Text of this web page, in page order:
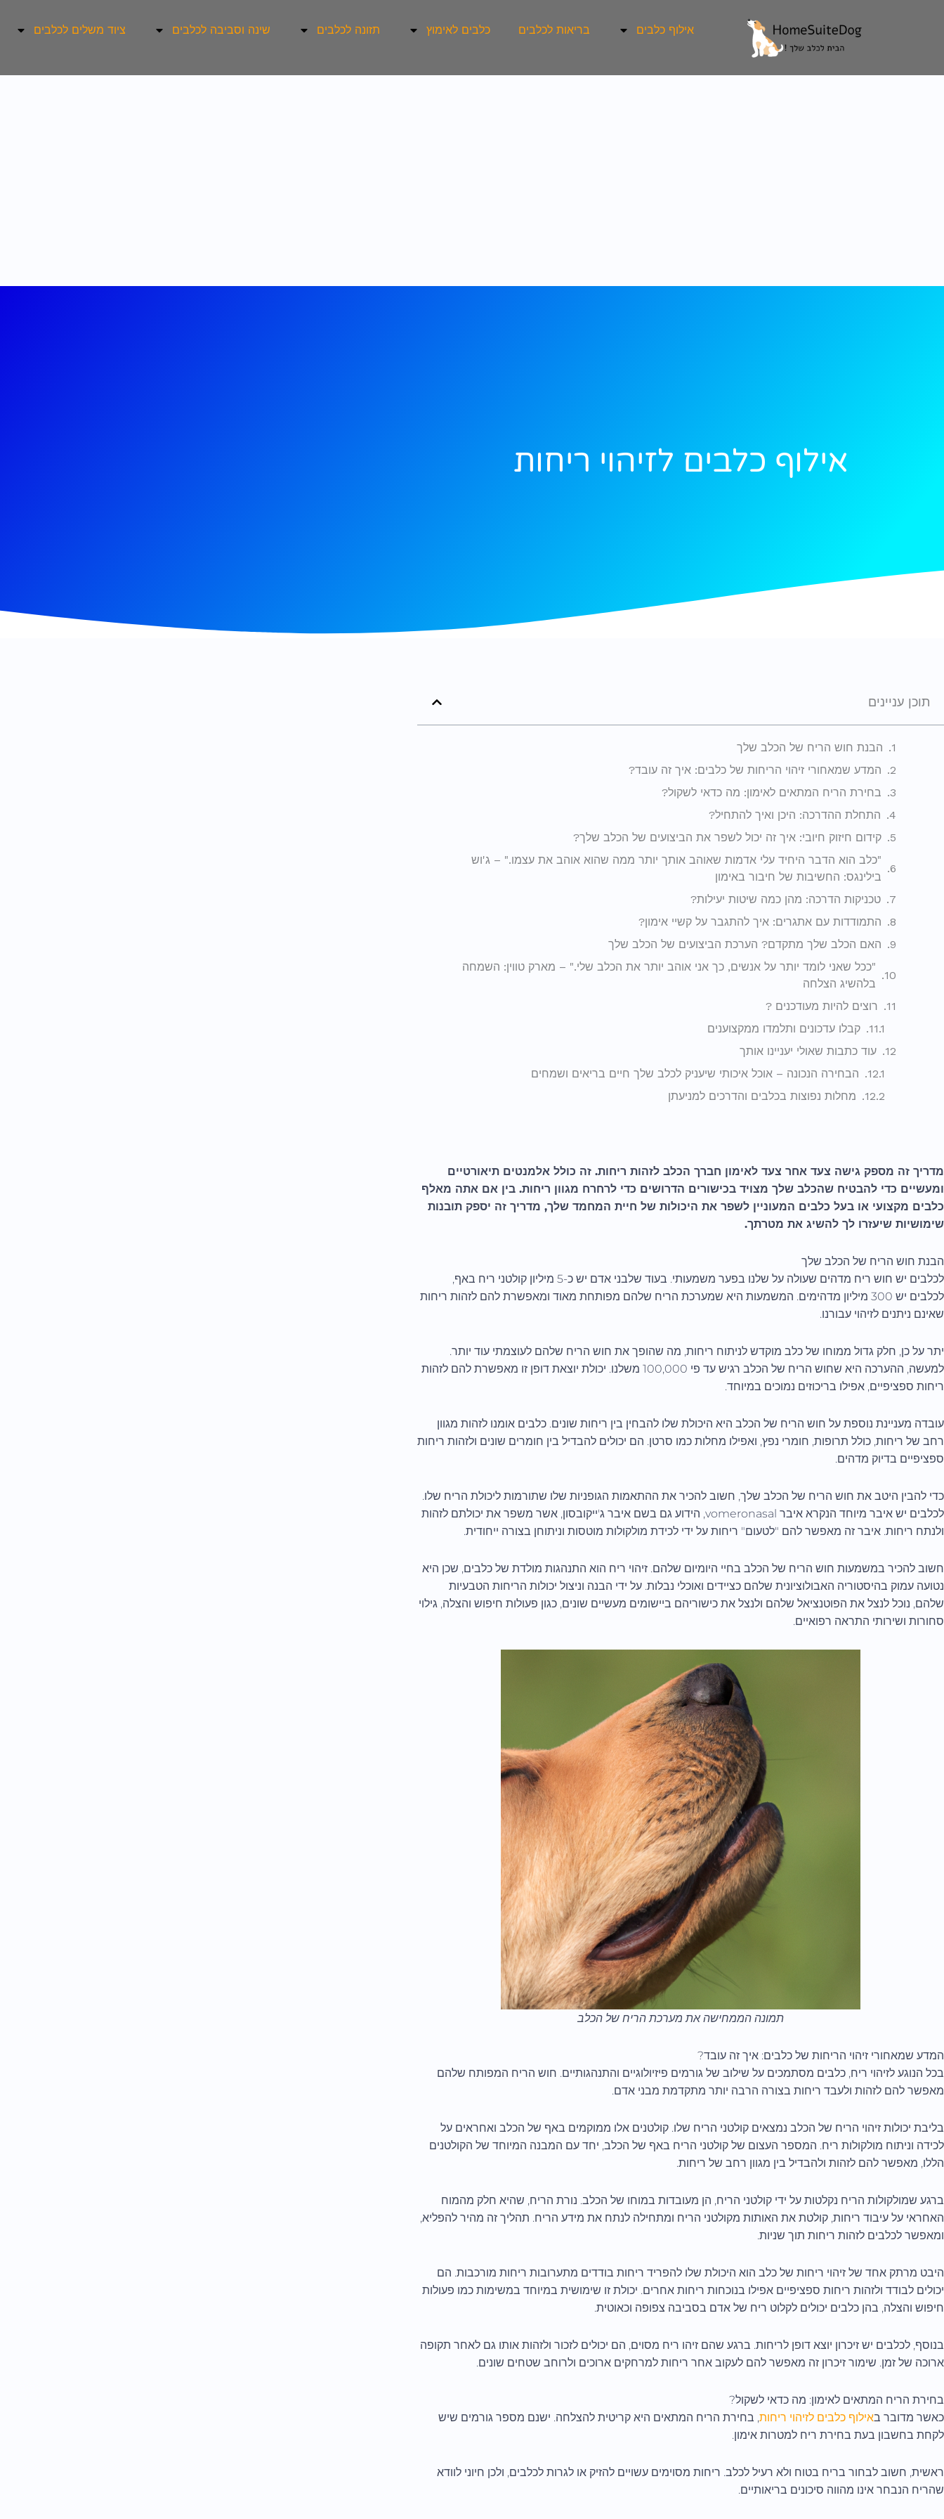
אילוף כלבים בריאות לכלבים כלבים לאימוץ תזונה לכלבים שינה וסביבה לכלבים ציוד משלים לכלבים
אילוף כלבים לזיהוי ריחות
תוכן עניינים
הבנת חוש הריח של הכלב שלך
המדע שמאחורי זיהוי הריחות של כלבים: איך זה עובד?
בחירת הריח המתאים לאימון: מה כדאי לשקול?
התחלת ההדרכה: היכן ואיך להתחיל?
קידום חיזוק חיובי: איך זה יכול לשפר את הביצועים של הכלב שלך?
"כלב הוא הדבר היחיד עלי אדמות שאוהב אותך יותר ממה שהוא אוהב את עצמו." – ג'וש
בילינגס: החשיבות של חיבור באימון
טכניקות הדרכה: מהן כמה שיטות יעילות?
התמודדות עם אתגרים: איך להתגבר על קשיי אימון?
האם הכלב שלך מתקדם? הערכת הביצועים של הכלב שלך
"ככל שאני לומד יותר על אנשים, כך אני אוהב יותר את הכלב שלי." – מארק טווין: השמחה
בלהשיג הצלחה
רוצים להיות מעודכנים ?
קבלו עדכונים ותלמדו ממקצוענים
עוד כתבות שאולי יעניינו אותך
הבחירה הנכונה – אוכל איכותי שיעניק לכלב שלך חיים בריאים ושמחים
מחלות נפוצות בכלבים והדרכים למניעתן
מדריך זה מספק גישה צעד אחר צעד לאימון חברך הכלב לזהות ריחות. זה כולל אלמנטים תיאורטיים
ומעשיים כדי להבטיח שהכלב שלך מצויד בכישורים הדרושים כדי לרחרח מגוון ריחות. בין אם אתה מאלף
כלבים מקצועי או בעל כלבים המעוניין לשפר את היכולות של חיית המחמד שלך, מדריך זה יספק תובנות
שימושיות שיעזרו לך להשיג את מטרתך.
הבנת חוש הריח של הכלב שלך
לכלבים יש חוש ריח מדהים שעולה על שלנו בפער משמעותי. בעוד שלבני אדם יש כ-5 מיליון קולטני ריח באף,
לכלבים יש 300 מיליון מדהימים. המשמעות היא שמערכת הריח שלהם מפותחת מאוד ומאפשרת להם לזהות ריחות
שאינם ניתנים לזיהוי עבורנו.
יתר על כן, חלק גדול ממוחו של כלב מוקדש לניתוח ריחות, מה שהופך את חוש הריח שלהם לעוצמתי עוד יותר.
למעשה, ההערכה היא שחוש הריח של הכלב רגיש עד פי 100,000 משלנו. יכולת יוצאת דופן זו מאפשרת להם לזהות
ריחות ספציפיים, אפילו בריכוזים נמוכים במיוחד.
עובדה מעניינת נוספת על חוש הריח של הכלב היא היכולת שלו להבחין בין ריחות שונים. כלבים אומנו לזהות מגוון
רחב של ריחות, כולל תרופות, חומרי נפץ, ואפילו מחלות כמו סרטן. הם יכולים להבדיל בין חומרים שונים ולזהות ריחות
ספציפיים בדיוק מדהים.
כדי להבין היטב את חוש הריח של הכלב שלך, חשוב להכיר את ההתאמות הגופניות שלו שתורמות ליכולת הריח שלו.
לכלבים יש איבר מיוחד הנקרא איבר vomeronasal, הידוע גם בשם איבר ג'ייקובסון, אשר משפר את יכולתם לזהות
ולנתח ריחות. איבר זה מאפשר להם "לטעום" ריחות על ידי לכידת מולקולות מוטסות וניתוחן בצורה ייחודית.
חשוב להכיר במשמעות חוש הריח של הכלב בחיי היומיום שלהם. זיהוי ריח הוא התנהגות מולדת של כלבים, שכן היא
נטועה עמוק בהיסטוריה האבולוציונית שלהם כציידים ואוכלי נבלות. על ידי הבנה וניצול יכולות הריחות הטבעיות
שלהם, נוכל לנצל את הפוטנציאל שלהם ולנצל את כישוריהם ביישומים מעשיים שונים, כגון פעולות חיפוש והצלה, גילוי
סחורות ושירותי התראה רפואיים.
תמונה הממחישה את מערכת הריח של הכלב
המדע שמאחורי זיהוי הריחות של כלבים: איך זה עובד?
בכל הנוגע לזיהוי ריח, כלבים מסתמכים על שילוב של גורמים פיזיולוגיים והתנהגותיים. חוש הריח המפותח שלהם
מאפשר להם לזהות ולעבד ריחות בצורה הרבה יותר מתקדמת מבני אדם.
בליבת יכולות זיהוי הריח של הכלב נמצאים קולטני הריח שלו. קולטנים אלו ממוקמים באף של הכלב ואחראים על
לכידה וניתוח מולקולות ריח. המספר העצום של קולטני הריח באף של הכלב, יחד עם המבנה המיוחד של הקולטנים
הללו, מאפשר להם לזהות ולהבדיל בין מגוון רחב של ריחות.
ברגע שמולקולות הריח נקלטות על ידי קולטני הריח, הן מעובדות במוחו של הכלב. נורת הריח, שהיא חלק מהמוח
האחראי על עיבוד ריחות, קולטת את האותות מקולטני הריח ומתחילה לנתח את מידע הריח. תהליך זה מהיר להפליא,
ומאפשר לכלבים לזהות ריחות תוך שניות.
היבט מרתק אחד של זיהוי ריחות של כלב הוא היכולת שלו להפריד ריחות בודדים מתערובות ריחות מורכבות. הם
יכולים לבודד ולזהות ריחות ספציפיים אפילו בנוכחות ריחות אחרים. יכולת זו שימושית במיוחד במשימות כמו פעולות
חיפוש והצלה, בהן כלבים יכולים לקלוט ריח של אדם בסביבה צפופה וכאוטית.
בנוסף, לכלבים יש זיכרון יוצא דופן לריחות. ברגע שהם זיהו ריח מסוים, הם יכולים לזכור ולזהות אותו גם לאחר תקופה
ארוכה של זמן. שימור זיכרון זה מאפשר להם לעקוב אחר ריחות למרחקים ארוכים ולרוחב שטחים שונים.
בחירת הריח המתאים לאימון: מה כדאי לשקול?
כאשר מדובר באילוף כלבים לזיהוי ריחות, בחירת הריח המתאים היא קריטית להצלחה. ישנם מספר גורמים שיש
לקחת בחשבון בעת בחירת ריח למטרות אימון.
ראשית, חשוב לבחור בריח בטוח ולא רעיל לכלב. ריחות מסוימים עשויים להזיק או לגרות לכלבים, ולכן חיוני לוודא
שהריח הנבחר אינו מהווה סיכונים בריאותיים.